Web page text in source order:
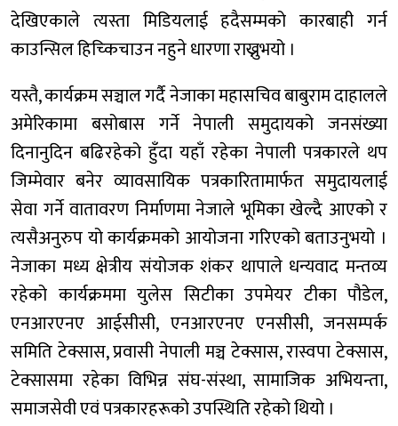
देखिएकाले त्यस्ता मिडियलाई हदैसम्मको कारबाही गर्न
काउन्सिल हिच्किचाउन नहुने धारणा राख्नुभयो ।
यस्तै, कार्यक्रम सञ्चाल गर्दै नेजाका महासचिव बाबुराम दाहालले
अमेरिकामा बसोबास गर्ने नेपाली समुदायको जनसंख्या
दिनानुदिन बढिरहेको हुँदा यहाँ रहेका नेपाली पत्रकारले थप
जिम्मेवार बनेर व्यावसायिक पत्रकारितामार्फत समुदायलाई
सेवा गर्ने वातावरण निर्माणमा नेजाले भूमिका खेल्दै आएको र
त्यसैअनुरुप यो कार्यक्रमको आयोजना गरिएको बताउनुभयो ।
नेजाका मध्य क्षेत्रीय संयोजक शंकर थापाले धन्यवाद मन्तव्य
रहेको कार्यक्रममा युलेस सिटीका उपमेयर टीका पौडेल,
एनआरएनए आईसीसी, एनआरएनए एनसीसी, जनसम्पर्क
समिति टेक्सास, प्रवासी नेपाली मञ्च टेक्सास, रास्वपा टेक्सास,
टेक्सासमा रहेका विभिन्न संघ-संस्था, सामाजिक अभियन्ता,
समाजसेवी एवं पत्रकारहरूको उपस्थिति रहेको थियो ।